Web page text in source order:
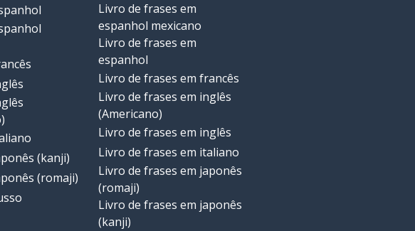
(kanji)
(romaji)
Livro de frases em
espanhol mexicano
Livro de frases em
espanhol
Livro de frases em francês
Livro de frases em inglês
(Americano)
Livro de frases em inglês
Livro de frases em italiano
Livro de frases em japonês
(romaji)
Livro de frases em japonês
(kanji)